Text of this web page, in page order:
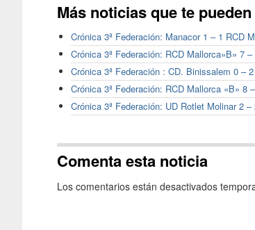
Más noticias que te
Crónica 3ª Federación: Manacor 1 – 1 RCD
Crónica 3ª Federación: RCD Mallorca»B» 7
Crónica 3ª Federación : CD. Binissalem 0 –
Crónica 3ª Federación: RCD Mallorca «B» 8
Crónica 3ª Federación: UD Rotlet Molinar 2
Comenta esta noticia
Los comentarios están desactivados